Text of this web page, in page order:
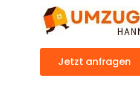
Jetzt anfragen